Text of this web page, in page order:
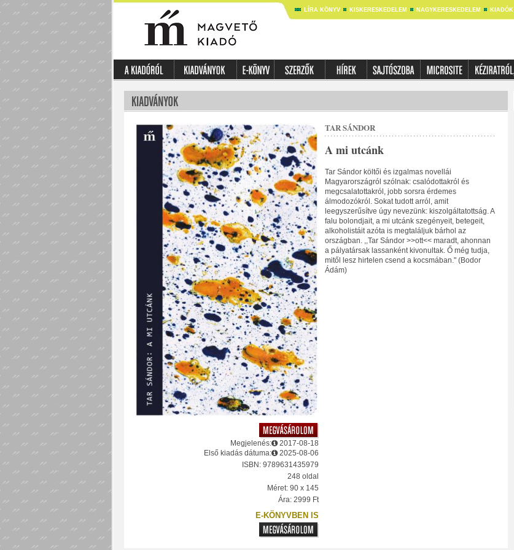
LÍRA KÖNYV KISKERESKEDELEM NAGYKERESKEDELEM KIADÓK
Megjelenés:
2017-08-18
Első kiadás dátuma:
2025-08-06
ISBN: 9789631435979
248 oldal
Méret: 90 x 145
Ára: 2999 Ft
E-KÖNYVBEN IS
TAR SÁNDOR
A mi utcánk
Tar Sándor költői és izgalmas novellái
Magyarországról szólnak: csalódottakról és
megcsalatottakról, jobb sorsra érdemes
álmodozókról. Sokat tudott arról, amit
leegyszerűsítve úgy nevezünk: kiszolgáltatottság. A
falu bolondjait, a mi utcánk szegényeit, betegeit,
alkoholistáit azóta is megtaláljuk bárhol az
országban. ,,Tar Sándor >>ott<< maradt, ahonnan
a pályatársak lassanként kivonultak. Ő még tudja,
mitől lesz hirtelen csend a kocsmában." (Bodor
Ádám)